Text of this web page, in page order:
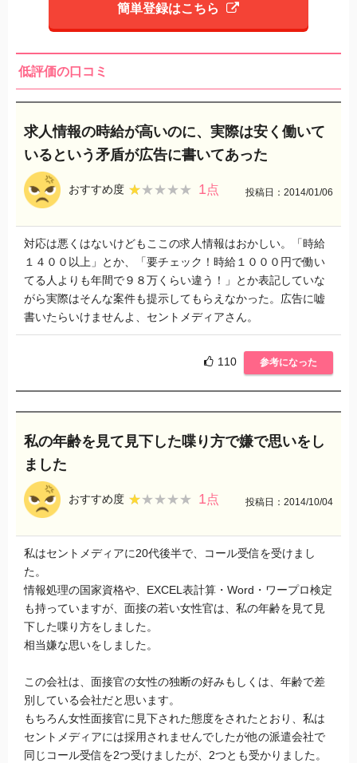
簡単登録はこちら
低評価の口コミ
求人情報の時給が高いのに、実際は安く働いて
いるという矛盾が広告に書いてあった
おすすめ度 ★★★★★
★★★★★ 1点 投稿日：2014/01/06
対応は悪くはないけどもここの求人情報はおかしい。「時給
１４００以上」とか、「要チェック！時給１０００円で働い
てる人よりも年間で９８万くらい違う！」とか表記していな
がら実際はそんな案件も提示してもらえなかった。広告に嘘
書いたらいけませんよ、セントメディアさん。
110 参考になった
私の年齢を見て見下した喋り方で嫌で思いをし
ました
おすすめ度 ★★★★★
★★★★★ 1点 投稿日：2014/10/04
私はセントメディアに20代後半で、コール受信を受けまし
た。
情報処理の国家資格や、EXCEL表計算・Word・ワープロ検定
も持っていますが、面接の若い女性官は、私の年齢を見て見
下した喋り方をしました。
相当嫌な思いをしました。
この会社は、面接官の女性の独断の好みもしくは、年齢で差
別している会社だと思います。
もちろん女性面接官に見下された態度をされたとおり、私は
セントメディアには採用されませんでしたが他の派遣会社で
同じコール受信を2つ受けましたが、2つとも受かりました。